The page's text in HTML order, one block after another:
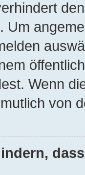
Um
Wenn
von